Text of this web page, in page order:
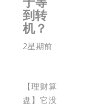
到转
机？
2星期前
【理财算
盘】它没